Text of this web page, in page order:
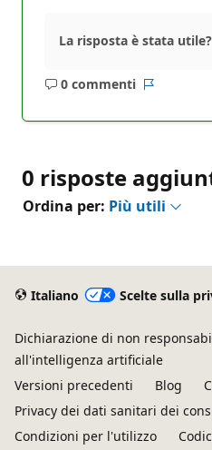
La risposta è stata utile?
0 commenti
Nessun
0 risposte
Ordina per: Più utili
Italiano Scelte sulla
Dichiarazione di non
all'intelligenza artificiale
Versioni precedenti
Blog
Privacy dei dati sanitari dei
Condizioni per l'utilizzo